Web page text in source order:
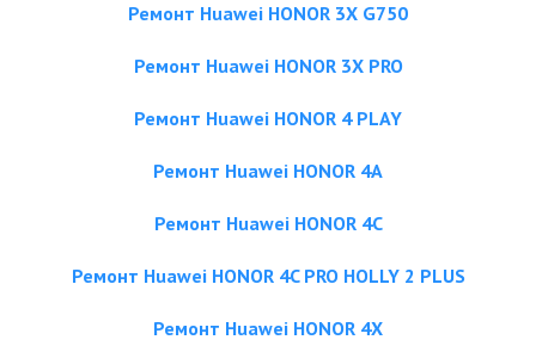
Ремонт Huawei HONOR 3X G750
Ремонт Huawei HONOR 3X PRO
Ремонт Huawei HONOR 4 PLAY
Ремонт Huawei HONOR 4A
Ремонт Huawei HONOR 4C
Ремонт Huawei HONOR 4C PRO HOLLY 2 PLUS
Ремонт Huawei HONOR 4X